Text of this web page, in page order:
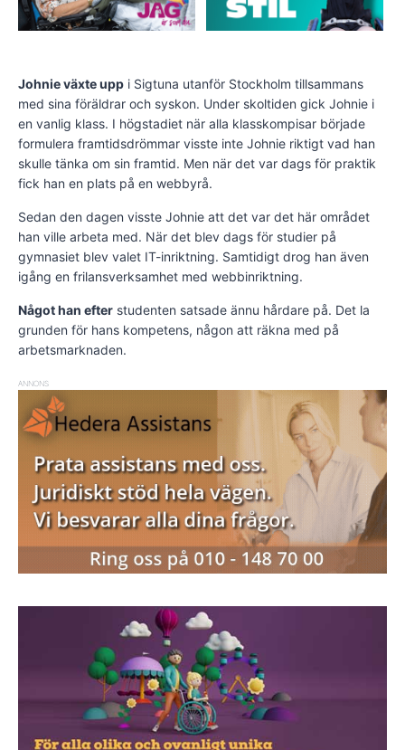
Johnie växte upp i Sigtuna utanför Stockholm tillsammans
med sina föräldrar och syskon. Under skoltiden gick Johnie i
en vanlig klass. I högstadiet när alla klasskompisar började
formulera framtidsdrömmar visste inte Johnie riktigt vad han
skulle tänka om sin framtid. Men när det var dags för praktik
fick han en plats på en webbyrå.
Sedan den dagen visste Johnie att det var det här området
han ville arbeta med. När det blev dags för studier på
gymnasiet blev valet IT-inriktning. Samtidigt drog han även
igång en frilansverksamhet med webbinriktning.
Något han efter studenten satsade ännu hårdare på. Det la
grunden för hans kompetens, någon att räkna med på
arbetsmarknaden.
ANNONS